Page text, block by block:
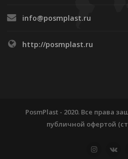
info@posmplast.ru
http://posmplast.ru
PosmPlast - 2020. Все права
публичной офертой